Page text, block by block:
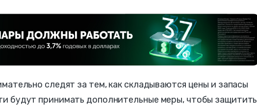
следят за тем, как складываются цены и запасы
будут принимать дополнительные меры, чтобы защитить